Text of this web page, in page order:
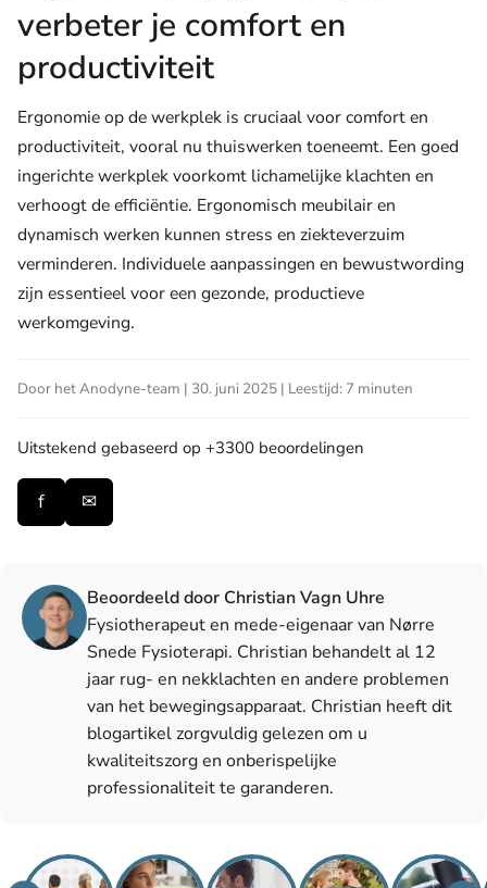
verbeter je comfort en
productiviteit
Ergonomie op de werkplek is cruciaal voor comfort en
productiviteit, vooral nu thuiswerken toeneemt. Een goed
ingerichte werkplek voorkomt lichamelijke klachten en
verhoogt de efficiëntie. Ergonomisch meubilair en
dynamisch werken kunnen stress en ziekteverzuim
verminderen. Individuele aanpassingen en bewustwording
zijn essentieel voor een gezonde, productieve
werkomgeving.
Door het Anodyne-team | 30. juni 2025 | Leestijd: 7 minuten
Uitstekend gebaseerd op +3300 beoordelingen
f ✉
Beoordeeld door Christian Vagn Uhre
Fysiotherapeut en mede-eigenaar van Nørre
Snede Fysioterapi. Christian behandelt al 12
jaar rug- en nekklachten en andere problemen
van het bewegingsapparaat. Christian heeft dit
blogartikel zorgvuldig gelezen om u
kwaliteitszorg en onberispelijke
professionaliteit te garanderen.